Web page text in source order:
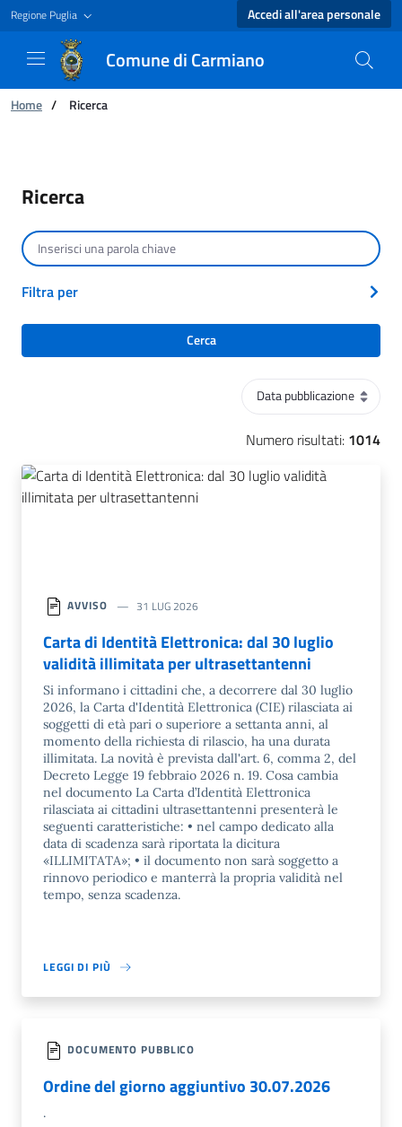
Regione Puglia Accedi all'area personale
Comune di Carmiano
Ti trovi in:
Home / Ricerca
Ricerca
Ordinamento
Numero risultati: 1014
AVVISO 31 LUG 2026
Carta di Identità Elettronica: dal 30 luglio
validità illimitata per ultrasettantenni
Si informano i cittadini che, a decorrere dal 30 luglio
2026, la Carta d'Identità Elettronica (CIE) rilasciata ai
soggetti di età pari o superiore a settanta anni, al
momento della richiesta di rilascio, ha una durata
illimitata. La novità è prevista dall'art. 6, comma 2, del
Decreto Legge 19 febbraio 2026 n. 19. Cosa cambia
nel documento La Carta d’Identità Elettronica
rilasciata ai cittadini ultrasettantenni presenterà le
seguenti caratteristiche: • nel campo dedicato alla
data di scadenza sarà riportata la dicitura
«ILLIMITATA»; • il documento non sarà soggetto a
rinnovo periodico e manterrà la propria validità nel
tempo, senza scadenza.
LEGGI DI PIÙ
DOCUMENTO PUBBLICO
Ordine del giorno aggiuntivo 30.07.2026
.
Cerca per testo
Filtra per
Cerca